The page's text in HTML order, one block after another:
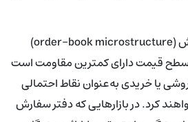
تحلیل دقیق‌تر دفتر سفارش (order-book microstructure)
قیمت دارای کمترین مقاومت است
یا خریدی به‌عنوان نقاط احتمالی
کرد. در بازارهایی که دفتر سفارش